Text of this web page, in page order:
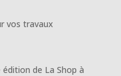
vos travaux
de La Shop à